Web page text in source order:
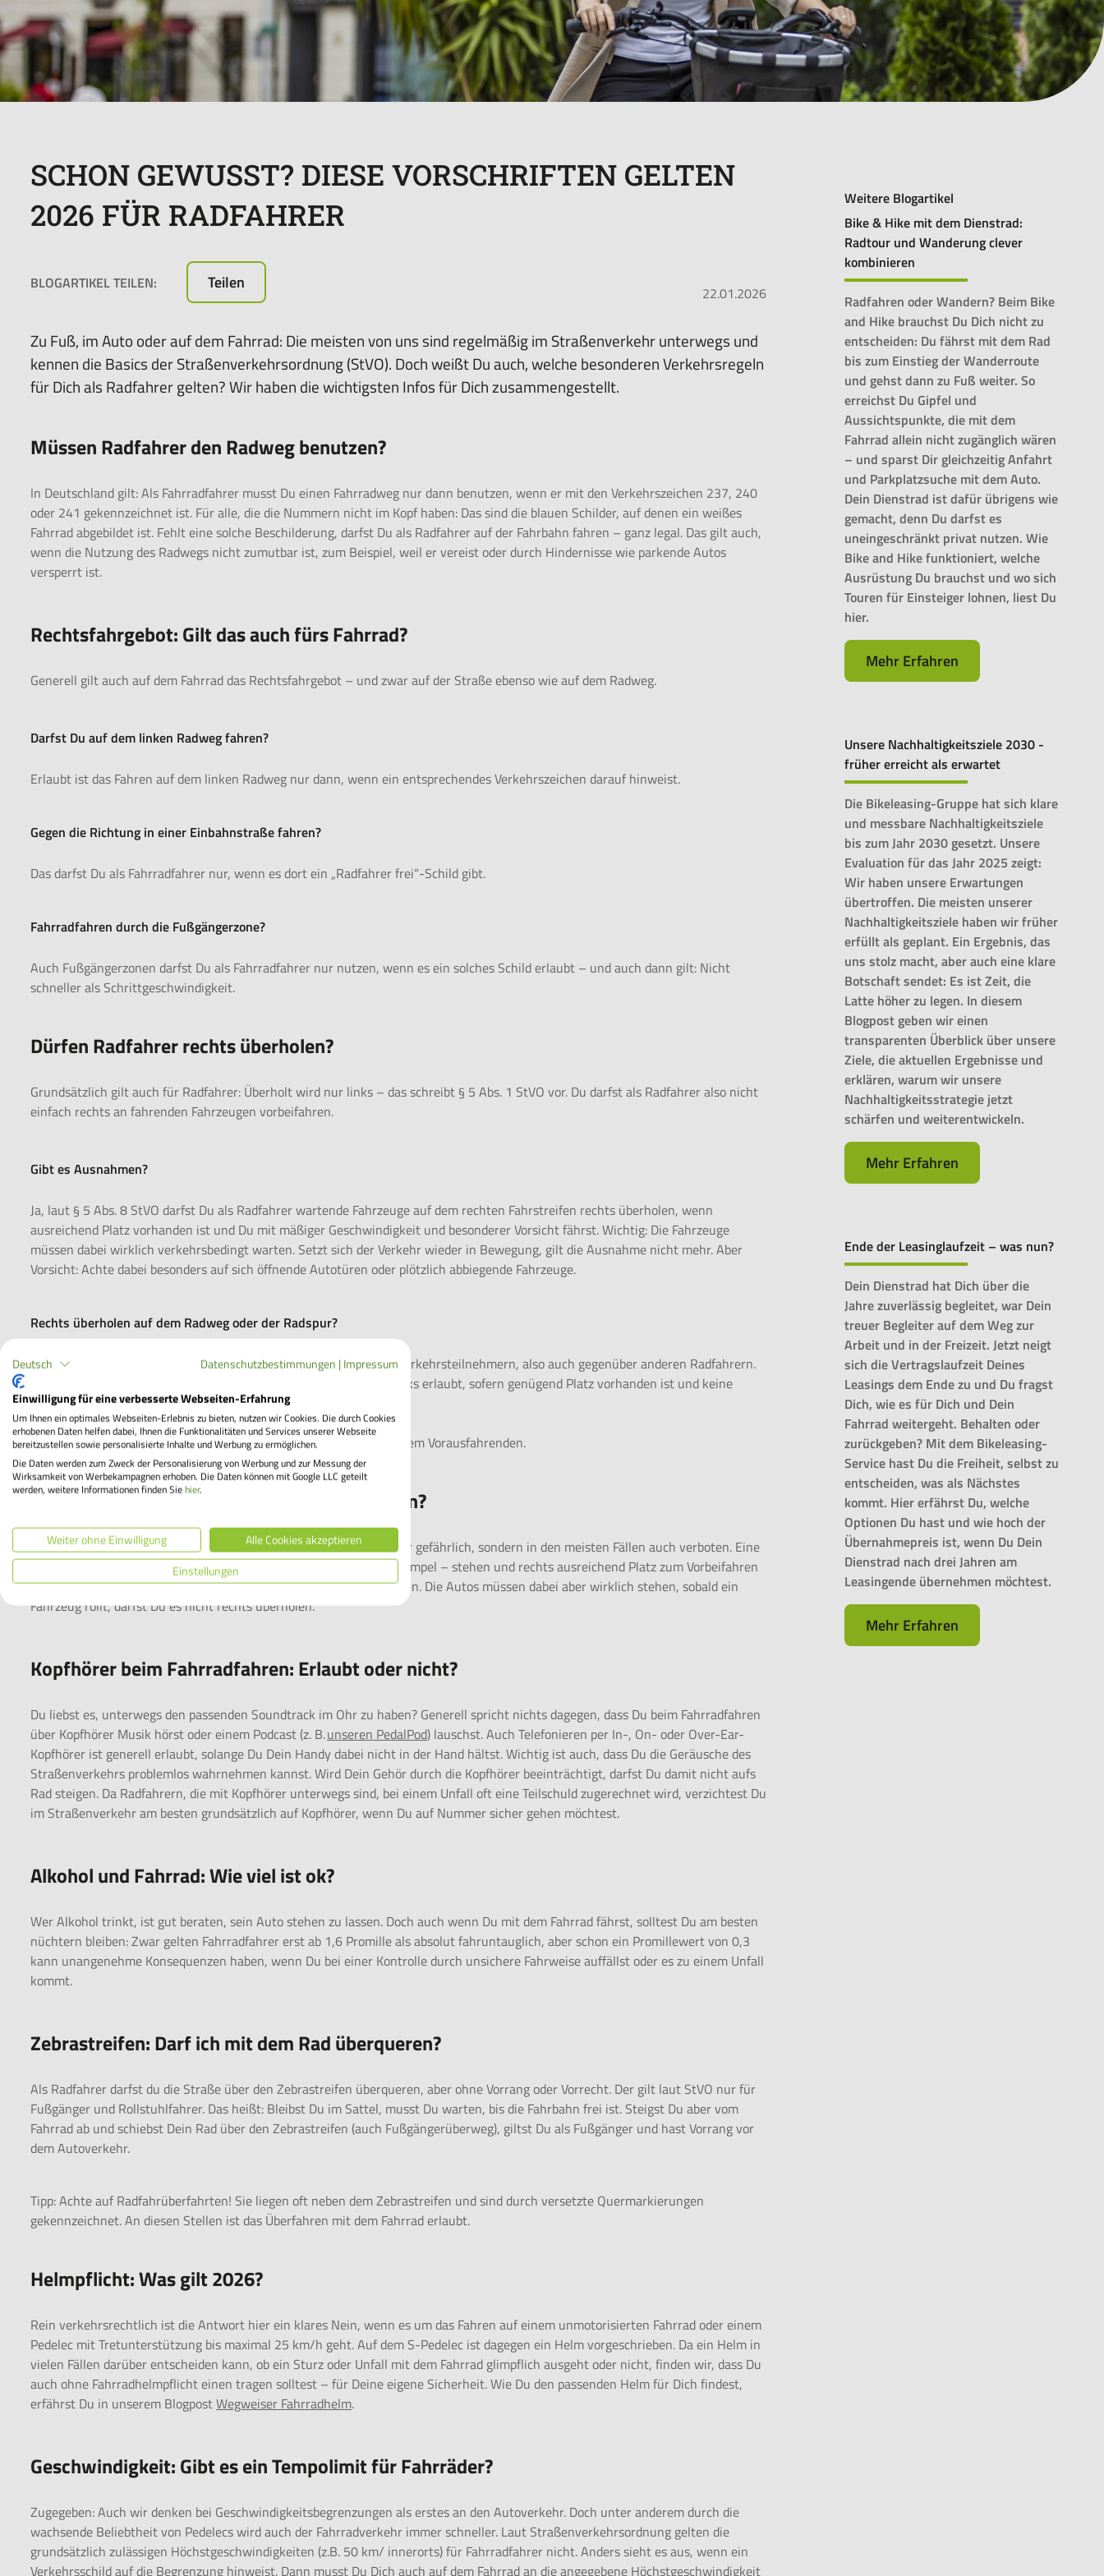
sorglos-
Paket
für
das
Leasen
Pedelecs
u.v.m.
SCHON GEWUSST? DIESE VORSCHRIFTEN GELTEN
2026 FÜR RADFAHRER
BLOGARTIKEL TEILEN: Teilen 22.01.2026
Zu Fuß, im Auto oder auf dem Fahrrad: Die meisten von uns sind regelmäßig im Straßenverkehr unterwegs und
kennen die Basics der Straßenverkehrsordnung (StVO). Doch weißt Du auch, welche besonderen Verkehrsregeln
für Dich als Radfahrer gelten? Wir haben die wichtigsten Infos für Dich zusammengestellt.
Müssen Radfahrer den Radweg benutzen?
In Deutschland gilt: Als Fahrradfahrer musst Du einen Fahrradweg nur dann benutzen, wenn er mit den Verkehrszeichen 237, 240
oder 241 gekennzeichnet ist. Für alle, die die Nummern nicht im Kopf haben: Das sind die blauen Schilder, auf denen ein weißes
Fahrrad abgebildet ist. Fehlt eine solche Beschilderung, darfst Du als Radfahrer auf der Fahrbahn fahren – ganz legal. Das gilt auch,
wenn die Nutzung des Radwegs nicht zumutbar ist, zum Beispiel, weil er vereist oder durch Hindernisse wie parkende Autos
versperrt ist.
Rechtsfahrgebot: Gilt das auch fürs Fahrrad?
Generell gilt auch auf dem Fahrrad das Rechtsfahrgebot – und zwar auf der Straße ebenso wie auf dem Radweg.
Darfst Du auf dem linken Radweg fahren?
Erlaubt ist das Fahren auf dem linken Radweg nur dann, wenn ein entsprechendes Verkehrszeichen darauf hinweist.
Gegen die Richtung in einer Einbahnstraße fahren?
Das darfst Du als Fahrradfahrer nur, wenn es dort ein „Radfahrer frei“-Schild gibt.
Fahrradfahren durch die Fußgängerzone?
Auch Fußgängerzonen darfst Du als Fahrradfahrer nur nutzen, wenn es ein solches Schild erlaubt – und auch dann gilt: Nicht
schneller als Schrittgeschwindigkeit.
Dürfen Radfahrer rechts überholen?
Grundsätzlich gilt auch für Radfahrer: Überholt wird nur links – das schreibt § 5 Abs. 1 StVO vor. Du darfst als Radfahrer also nicht
einfach rechts an fahrenden Fahrzeugen vorbeifahren.
Gibt es Ausnahmen?
Ja, laut § 5 Abs. 8 StVO darfst Du als Radfahrer wartende Fahrzeuge auf dem rechten Fahrstreifen rechts überholen, wenn
ausreichend Platz vorhanden ist und Du mit mäßiger Geschwindigkeit und besonderer Vorsicht fährst. Wichtig: Die Fahrzeuge
müssen dabei wirklich verkehrsbedingt warten. Setzt sich der Verkehr wieder in Bewegung, gilt die Ausnahme nicht mehr. Aber
Vorsicht: Achte dabei besonders auf sich öffnende Autotüren oder plötzlich abbiegende Fahrzeuge.
Rechts überholen auf dem Radweg oder der Radspur?
Auch hier gilt das Linksüberholgebot – und zwar gegenüber allen Verkehrsteilnehmern, also auch gegenüber anderen Radfahrern.
Überholen auf einem Radweg oder Radfahrstreifen ist daher nur links erlaubt, sofern genügend Platz vorhanden ist und keine
anderen Verkehrsteilnehmer gefährdet werden.
Wenn Du unsicher bist, ob Du überholen darfst, bleib lieber hinter dem Vorausfahrenden.
Vorbeischlängeln im Stau: Okay oder verboten?
Als Fahrradfahrer rechts an einem Auto vorbeizufahren ist nicht nur gefährlich, sondern in den meisten Fällen auch verboten. Eine
Ausnahme gilt, wenn die Fahrzeuge – zum Beispiel an einer roten Ampel – stehen und rechts ausreichend Platz zum Vorbeifahren
ist. Dann darfst Du auf dem Fahrrad langsam und vorsichtig passieren. Die Autos müssen dabei aber wirklich stehen, sobald ein
Fahrzeug rollt, darfst Du es nicht rechts überholen.
Kopfhörer beim Fahrradfahren: Erlaubt oder nicht?
Du liebst es, unterwegs den passenden Soundtrack im Ohr zu haben? Generell spricht nichts dagegen, dass Du beim Fahrradfahren
über Kopfhörer Musik hörst oder einem Podcast (z. B.unseren PedalPod) lauschst. Auch Telefonieren per In-, On- oder Over-Ear-
Kopfhörer ist generell erlaubt, solange Du Dein Handy dabei nicht in der Hand hältst. Wichtig ist auch, dass Du die Geräusche des
Straßenverkehrs problemlos wahrnehmen kannst. Wird Dein Gehör durch die Kopfhörer beeinträchtigt, darfst Du damit nicht aufs
Rad steigen. Da Radfahrern, die mit Kopfhörer unterwegs sind, bei einem Unfall oft eine Teilschuld zugerechnet wird, verzichtest Du
im Straßenverkehr am besten grundsätzlich auf Kopfhörer, wenn Du auf Nummer sicher gehen möchtest.
Alkohol und Fahrrad: Wie viel ist ok?
Wer Alkohol trinkt, ist gut beraten, sein Auto stehen zu lassen. Doch auch wenn Du mit dem Fahrrad fährst, solltest Du am besten
nüchtern bleiben: Zwar gelten Fahrradfahrer erst ab 1,6 Promille als absolut fahruntauglich, aber schon ein Promillewert von 0,3
kann unangenehme Konsequenzen haben, wenn Du bei einer Kontrolle durch unsichere Fahrweise auffällst oder es zu einem Unfall
kommt.
Zebrastreifen: Darf ich mit dem Rad überqueren?
Als Radfahrer darfst du die Straße über den Zebrastreifen überqueren, aber ohne Vorrang oder Vorrecht. Der gilt laut StVO nur für
Fußgänger und Rollstuhlfahrer. Das heißt: Bleibst Du im Sattel, musst Du warten, bis die Fahrbahn frei ist. Steigst Du aber vom
Fahrrad ab und schiebst Dein Rad über den Zebrastreifen (auch Fußgängerüberweg), giltst Du als Fußgänger und hast Vorrang vor
dem Autoverkehr.
Tipp: Achte auf Radfahrüberfahrten! Sie liegen oft neben dem Zebrastreifen und sind durch versetzte Quermarkierungen
gekennzeichnet. An diesen Stellen ist das Überfahren mit dem Fahrrad erlaubt.
Helmpflicht: Was gilt 2026?
Rein verkehrsrechtlich ist die Antwort hier ein klares Nein, wenn es um das Fahren auf einem unmotorisierten Fahrrad oder einem
Pedelec mit Tretunterstützung bis maximal 25 km/h geht. Auf dem S-Pedelec ist dagegen ein Helm vorgeschrieben. Da ein Helm in
vielen Fällen darüber entscheiden kann, ob ein Sturz oder Unfall mit dem Fahrrad glimpflich ausgeht oder nicht, finden wir, dass Du
auch ohne Fahrradhelmpflicht einen tragen solltest – für Deine eigene Sicherheit. Wie Du den passenden Helm für Dich findest,
erfährst Du in unserem BlogpostWegweiser Fahrradhelm.
Geschwindigkeit: Gibt es ein Tempolimit für Fahrräder?
Zugegeben: Auch wir denken bei Geschwindigkeitsbegrenzungen als erstes an den Autoverkehr. Doch unter anderem durch die
wachsende Beliebtheit von Pedelecs wird auch der Fahrradverkehr immer schneller. Laut Straßenverkehrsordnung gelten die
grundsätzlich zulässigen Höchstgeschwindigkeiten (z.B. 50 km/ innerorts) für Fahrradfahrer nicht. Anders sieht es aus, wenn ein
Verkehrsschild auf die Begrenzung hinweist. Dann musst Du Dich auch auf dem Fahrrad an die angegebene Höchstgeschwindigkeit
Weitere Blogartikel
Bike & Hike mit dem Dienstrad:
Radtour und Wanderung clever
kombinieren
Radfahren oder Wandern? Beim Bike
and Hike brauchst Du Dich nicht zu
entscheiden: Du fährst mit dem Rad
bis zum Einstieg der Wanderroute
und gehst dann zu Fuß weiter. So
erreichst Du Gipfel und
Aussichtspunkte, die mit dem
Fahrrad allein nicht zugänglich wären
– und sparst Dir gleichzeitig Anfahrt
und Parkplatzsuche mit dem Auto.
Dein Dienstrad ist dafür übrigens wie
gemacht, denn Du darfst es
uneingeschränkt privat nutzen. Wie
Bike and Hike funktioniert, welche
Ausrüstung Du brauchst und wo sich
Touren für Einsteiger lohnen, liest Du
hier.
Mehr Erfahren
Unsere Nachhaltigkeitsziele 2030 -
früher erreicht als erwartet
Die Bikeleasing-Gruppe hat sich klare
und messbare Nachhaltigkeitsziele
bis zum Jahr 2030 gesetzt. Unsere
Evaluation für das Jahr 2025 zeigt:
Wir haben unsere Erwartungen
übertroffen. Die meisten unserer
Nachhaltigkeitsziele haben wir früher
erfüllt als geplant. Ein Ergebnis, das
uns stolz macht, aber auch eine klare
Botschaft sendet: Es ist Zeit, die
Latte höher zu legen. In diesem
Blogpost geben wir einen
transparenten Überblick über unsere
Ziele, die aktuellen Ergebnisse und
erklären, warum wir unsere
Nachhaltigkeitsstrategie jetzt
schärfen und weiterentwickeln.
Mehr Erfahren
Ende der Leasinglaufzeit – was nun?
Dein Dienstrad hat Dich über die
Jahre zuverlässig begleitet, war Dein
treuer Begleiter auf dem Weg zur
Arbeit und in der Freizeit. Jetzt neigt
sich die Vertragslaufzeit Deines
Leasings dem Ende zu und Du fragst
Dich, wie es für Dich und Dein
Fahrrad weitergeht. Behalten oder
zurückgeben? Mit dem Bikeleasing-
Service hast Du die Freiheit, selbst zu
entscheiden, was als Nächstes
kommt. Hier erfährst Du, welche
Optionen Du hast und wie hoch der
Übernahmepreis ist, wenn Du Dein
Dienstrad nach drei Jahren am
Leasingende übernehmen möchtest.
Mehr Erfahren
Deutsch Datenschutzbestimmungen |Impressum
Einwilligung für eine verbesserte Webseiten-Erfahrung
Um Ihnen ein optimales Webseiten-Erlebnis zu bieten, nutzen wir Cookies. Die durch Cookies
erhobenen Daten helfen dabei, Ihnen die Funktionalitäten und Services unserer Webseite
bereitzustellen sowie personalisierte Inhalte und Werbung zu ermöglichen.
Die Daten werden zum Zweck der Personalisierung von Werbung und zur Messung der
Wirksamkeit von Werbekampagnen erhoben. Die Daten können mit Google LLC geteilt
werden, weitere Informationen finden Siehier.
Weiter ohne Einwilligung
Alle Cookies akzeptieren
Einstellungen